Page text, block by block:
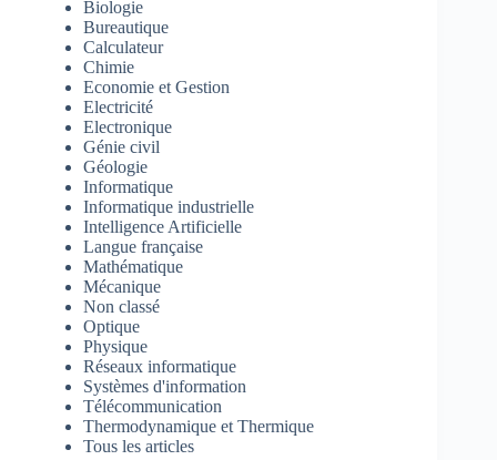
Biologie
Bureautique
Calculateur
Chimie
Economie et Gestion
Electricité
Electronique
Génie civil
Géologie
Informatique
Informatique industrielle
Intelligence Artificielle
Langue française
Mathématique
Mécanique
Non classé
Optique
Physique
Réseaux informatique
Systèmes d'information
Télécommunication
Thermodynamique et Thermique
Tous les articles